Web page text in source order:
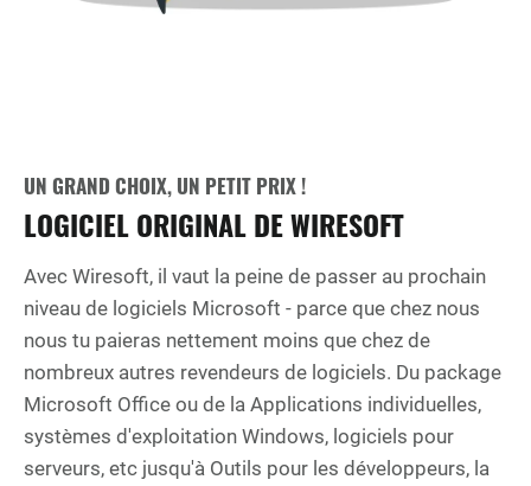
UN GRAND CHOIX, UN PETIT PRIX !
LOGICIEL ORIGINAL DE WIRESOFT
Avec Wiresoft, il vaut la peine de passer au prochain
niveau de logiciels Microsoft - parce que chez nous
nous tu paieras nettement moins que chez de
nombreux autres revendeurs de logiciels. Du package
Microsoft Office ou de la Applications individuelles,
systèmes d'exploitation Windows, logiciels pour
serveurs, etc jusqu'à Outils pour les développeurs, la